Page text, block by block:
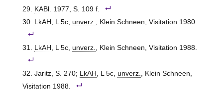
KABl.
1977, S. 109 f.
LkAH
, L 5c, unverz. , Klein Schneen, Visitation 1980.
LkAH , L 5c, unverz. , Klein Schneen, Visitation 1988.
Jaritz, S. 270; LkAH , L 5c, unverz.
, Klein Schneen,
Visitation 1988.